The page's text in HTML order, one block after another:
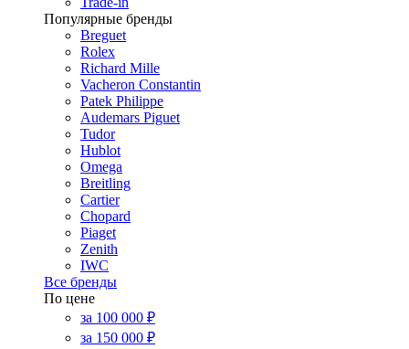
Популярные бренды
Breguet
Rolex
Richard Mille
Vacheron Constantin
Patek Philippe
Audemars Piguet
Tudor
Hublot
Omega
Breitling
Cartier
Chopard
Piaget
Zenith
IWC
Все бренды
По цене
за 100 000 ₽
за 150 000 ₽